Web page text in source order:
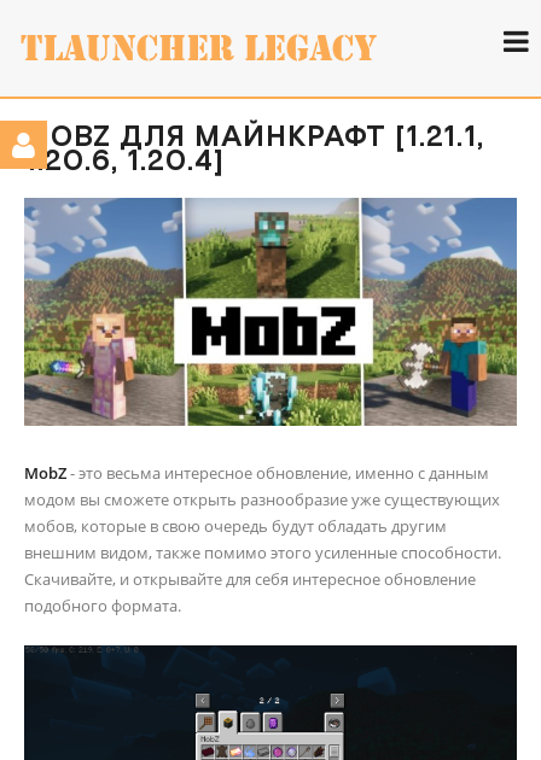
MOBZ ДЛЯ МАЙНКРАФТ [1.21.1,
1.20.6, 1.20.4]
MobZ- это весьма интересное обновление, именно с данным
модом вы сможете открыть разнообразие уже существующих
мобов, которые в свою очередь будут обладать другим
внешним видом, также помимо этого усиленные способности.
Скачивайте, и открывайте для себя интересное обновление
подобного формата.